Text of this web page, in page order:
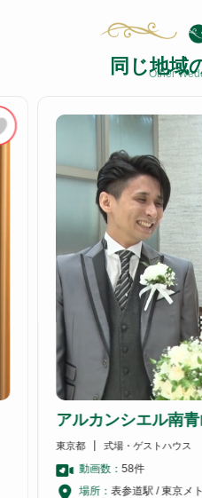
Other
同じ地域
アルカンシエル南
東京都 式場・ゲストハウス
動画数：58件
場所：表参道駅 / 東京メ